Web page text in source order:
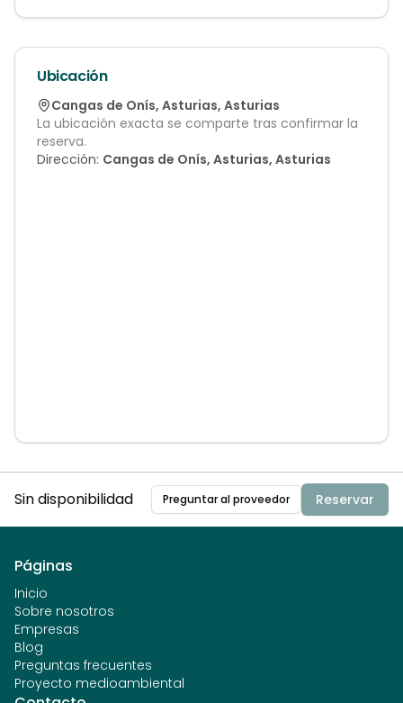
Ubicación
Cangas de Onís, Asturias, Asturias
La ubicación exacta se comparte tras confirmar la
reserva.
Dirección: Cangas de Onís, Asturias, Asturias
Sin disponibilidad Preguntar al proveedor Reservar
Páginas
Inicio
Sobre nosotros
Empresas
Blog
Preguntas frecuentes
Proyecto medioambiental